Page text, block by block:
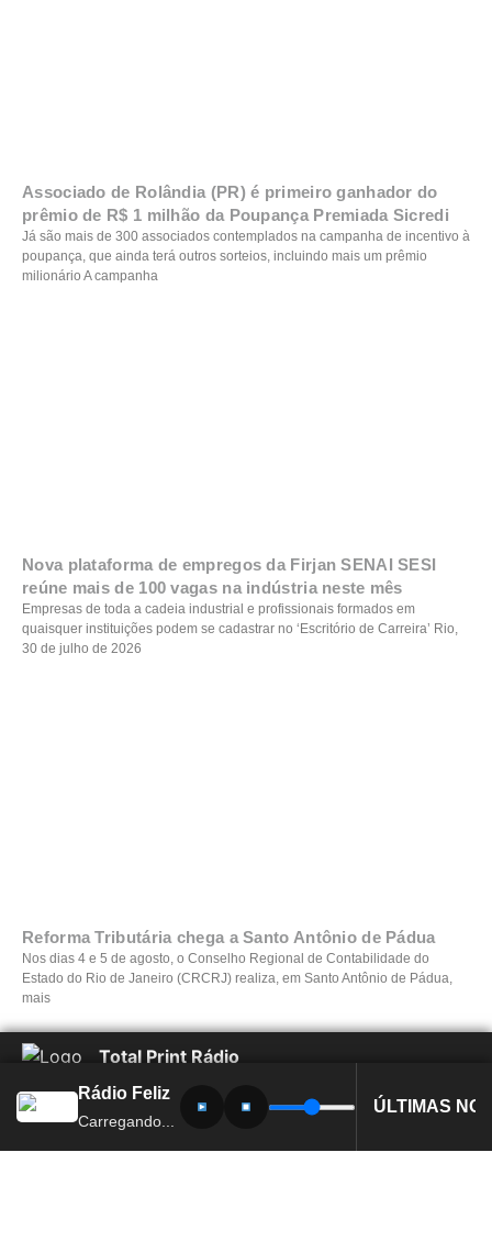
Associado de Rolândia (PR) é primeiro ganhador do
prêmio de R$ 1 milhão da Poupança Premiada Sicredi
Já são mais de 300 associados contemplados na campanha de incentivo à
poupança, que ainda terá outros sorteios, incluindo mais um prêmio
milionário A campanha
Nova plataforma de empregos da Firjan SENAI SESI
reúne mais de 100 vagas na indústria neste mês
Empresas de toda a cadeia industrial e profissionais formados em
quaisquer instituições podem se cadastrar no ‘Escritório de Carreira’ Rio,
30 de julho de 2026
Reforma Tributária chega a Santo Antônio de Pádua
Nos dias 4 e 5 de agosto, o Conselho Regional de Contabilidade do
Estado do Rio de Janeiro (CRCRJ) realiza, em Santo Antônio de Pádua,
mais
Copyright © 2026 – Todos os direitos reservados.
Total Print Rádio
Rádio Feliz
Carregando...
ÚLTIMAS